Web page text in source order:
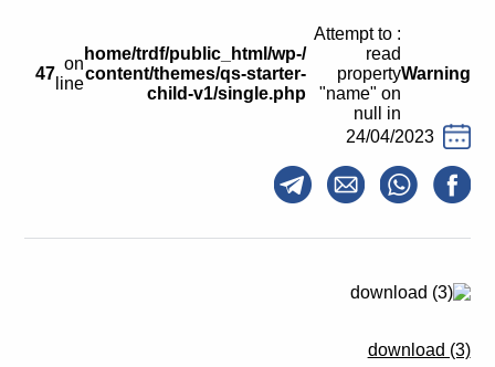
Warning
: Attempt to
read
property
"name" on
null in
/home/trdf/public_html/wp-
content/themes/qs-starter-
child-v1/single.php
on
line
47
24/04/2023
download (3)